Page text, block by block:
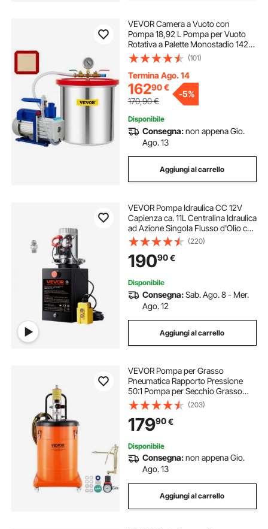
VEVOR Camera a Vuoto con
Pompa 18,92 L Pompa per Vuoto
Rotativa a Palette Monostadio 142
L/min Set di Utensili Pneumatici
HVAC 110 V per Stabilizzare Legno,
Siliconi Degasanti, Resine
Epossidiche
(101)
Termina Ago. 14
16290€
170,90€
-5%
Disponibile
Consegna:non appena Gio.
Ago. 13
Aggiungi al carrello
VEVOR Pompa Idraulica CC 12V
Capienza ca. 11L Centralina Idraulica
ad Azione Singola Flusso d'Olio ca.
3,44 L/min Pressione Massima di
22 MPa, Pompa per Montacarichi
Auto Camion Rimorchio da Garage
(220)
19090€
Disponibile
Consegna:Sab. Ago. 8 - Mer.
Ago. 12
Aggiungi al carrello
VEVOR Pompa per Grasso
Pneumatica Rapporto Pressione
50:1 Pompa per Secchio Grasso
Pneumatica da 40 Litri Pistola per
Grasso Pompa per Grasso Portatile
Ruote Tubo 4m Ugello 360°
Raccordo NPT Standard
(203)
17990€
Disponibile
Consegna:non appena Gio.
Ago. 13
Aggiungi al carrello